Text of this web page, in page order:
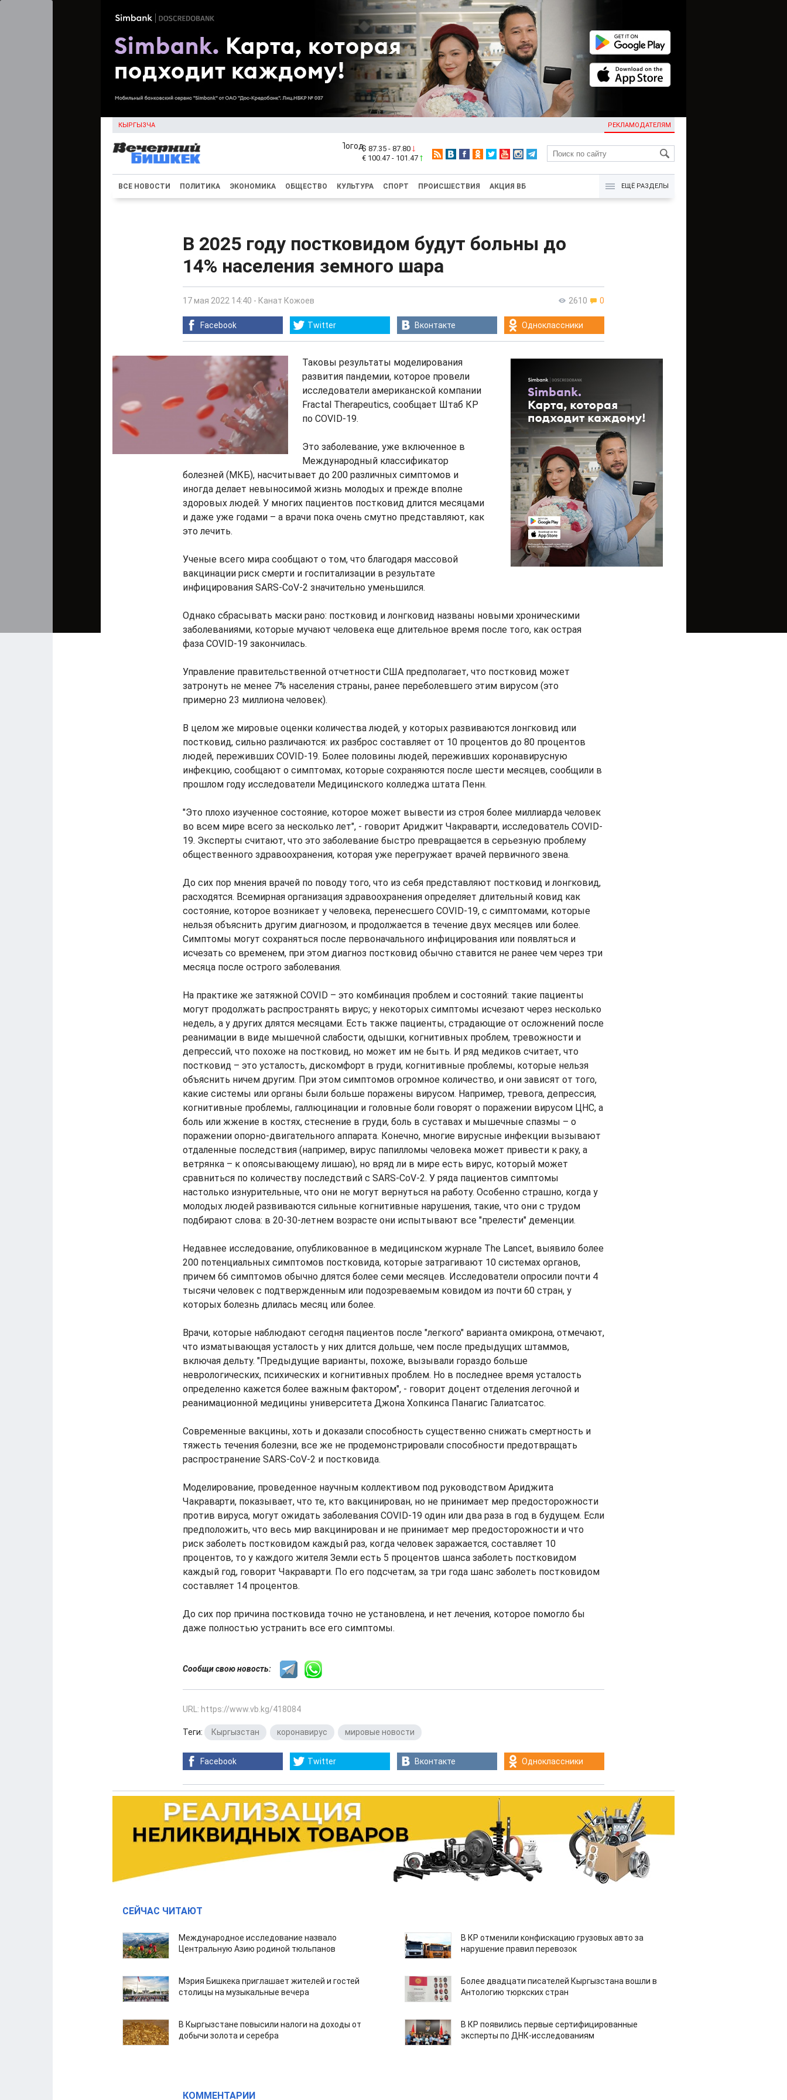
КЫРГЫЗЧА РЕКЛАМОДАТЕЛЯМ
KG
$ 87.35 - 87.80
€ 100.47 - 101.47
ВСЕ НОВОСТИ ПОЛИТИКА ЭКОНОМИКА ОБЩЕСТВО КУЛЬТУРА СПОРТ ПРОИСШЕСТВИЯ АКЦИЯ ВБ ЕЩЁ РАЗДЕЛЫ
В 2025 году постковидом будут больны до
14% населения земного шара
2610 0
17 мая 2022 14:40 - Канат Кожоев
Facebook Twitter Вконтакте Одноклассники
Таковы результаты моделирования
развития пандемии, которое провели
исследователи американской компании
Fractal Therapeutics, сообщает Штаб КР
по COVID-19.
Это заболевание, уже включенное в
Международный классификатор
болезней (МКБ), насчитывает до 200 различных симптомов и
иногда делает невыносимой жизнь молодых и прежде вполне
здоровых людей. У многих пациентов постковид длится месяцами
и даже уже годами – а врачи пока очень смутно представляют, как
это лечить.
Ученые всего мира сообщают о том, что благодаря массовой
вакцинации риск смерти и госпитализации в результате
инфицирования SARS-CoV-2 значительно уменьшился.
Однако сбрасывать маски рано: постковид и лонгковид названы новыми хроническими
заболеваниями, которые мучают человека еще длительное время после того, как острая
фаза COVID-19 закончилась.
Управление правительственной отчетности США предполагает, что постковид может
затронуть не менее 7% населения страны, ранее переболевшего этим вирусом (это
примерно 23 миллиона человек).
В целом же мировые оценки количества людей, у которых развиваются лонгковид или
постковид, сильно различаются: их разброс составляет от 10 процентов до 80 процентов
людей, переживших COVID-19. Более половины людей, переживших коронавирусную
инфекцию, сообщают о симптомах, которые сохраняются после шести месяцев, сообщили в
прошлом году исследователи Медицинского колледжа штата Пенн.
"Это плохо изученное состояние, которое может вывести из строя более миллиарда человек
во всем мире всего за несколько лет", - говорит Ариджит Чакраварти, исследователь COVID-
19. Эксперты считают, что это заболевание быстро превращается в серьезную проблему
общественного здравоохранения, которая уже перегружает врачей первичного звена.
До сих пор мнения врачей по поводу того, что из себя представляют постковид и лонгковид,
расходятся. Всемирная организация здравоохранения определяет длительный ковид как
состояние, которое возникает у человека, перенесшего COVID-19, с симптомами, которые
нельзя объяснить другим диагнозом, и продолжается в течение двух месяцев или более.
Симптомы могут сохраняться после первоначального инфицирования или появляться и
исчезать со временем, при этом диагноз постковид обычно ставится не ранее чем через три
месяца после острого заболевания.
На практике же затяжной COVID – это комбинация проблем и состояний: такие пациенты
могут продолжать распространять вирус; у некоторых симптомы исчезают через несколько
недель, а у других длятся месяцами. Есть также пациенты, страдающие от осложнений после
реанимации в виде мышечной слабости, одышки, когнитивных проблем, тревожности и
депрессий, что похоже на постковид, но может им не быть. И ряд медиков считает, что
постковид – это усталость, дискомфорт в груди, когнитивные проблемы, которые нельзя
объяснить ничем другим. При этом симптомов огромное количество, и они зависят от того,
какие системы или органы были больше поражены вирусом. Например, тревога, депрессия,
когнитивные проблемы, галлюцинации и головные боли говорят о поражении вирусом ЦНС, а
боль или жжение в костях, стеснение в груди, боль в суставах и мышечные спазмы – о
поражении опорно-двигательного аппарата. Конечно, многие вирусные инфекции вызывают
отдаленные последствия (например, вирус папилломы человека может привести к раку, а
ветрянка – к опоясывающему лишаю), но вряд ли в мире есть вирус, который может
сравниться по количеству последствий с SARS-CoV-2. У ряда пациентов симптомы
настолько изнурительные, что они не могут вернуться на работу. Особенно страшно, когда у
молодых людей развиваются сильные когнитивные нарушения, такие, что они с трудом
подбирают слова: в 20-30-летнем возрасте они испытывают все "прелести" деменции.
Недавнее исследование, опубликованное в медицинском журнале The Lancet, выявило более
200 потенциальных симптомов постковида, которые затрагивают 10 системах органов,
причем 66 симптомов обычно длятся более семи месяцев. Исследователи опросили почти 4
тысячи человек с подтвержденным или подозреваемым ковидом из почти 60 стран, у
которых болезнь длилась месяц или более.
Врачи, которые наблюдают сегодня пациентов после "легкого" варианта омикрона, отмечают,
что изматывающая усталость у них длится дольше, чем после предыдущих штаммов,
включая дельту. "Предыдущие варианты, похоже, вызывали гораздо больше
неврологических, психических и когнитивных проблем. Но в последнее время усталость
определенно кажется более важным фактором", - говорит доцент отделения легочной и
реанимационной медицины университета Джона Хопкинса Панагис Галиатсатос.
Современные вакцины, хоть и доказали способность существенно снижать смертность и
тяжесть течения болезни, все же не продемонстрировали способности предотвращать
распространение SARS-CoV-2 и постковида.
Моделирование, проведенное научным коллективом под руководством Ариджита
Чакраварти, показывает, что те, кто вакцинирован, но не принимает мер предосторожности
против вируса, могут ожидать заболевания COVID-19 один или два раза в год в будущем. Если
предположить, что весь мир вакцинирован и не принимает мер предосторожности и что
риск заболеть постковидом каждый раз, когда человек заражается, составляет 10
процентов, то у каждого жителя Земли есть 5 процентов шанса заболеть постковидом
каждый год, говорит Чакраварти. По его подсчетам, за три года шанс заболеть постковидом
составляет 14 процентов.
До сих пор причина постковида точно не установлена, и нет лечения, которое помогло бы
даже полностью устранить все его симптомы.
Сообщи свою новость:
URL: https://www.vb.kg/418084
Теги: Кыргызстан коронавирус мировые новости
Facebook Twitter Вконтакте Одноклассники
СЕЙЧАС ЧИТАЮТ
Международное исследование назвало
Центральную Азию родиной тюльпанов
В КР отменили конфискацию грузовых авто за
нарушение правил перевозок
Мэрия Бишкека приглашает жителей и гостей
столицы на музыкальные вечера
Более двадцати писателей Кыргызстана вошли в
Антологию тюркских стран
В Кыргызстане повысили налоги на доходы от
добычи золота и серебра
В КР появились первые сертифицированные
эксперты по ДНК-исследованиям
КОММЕНТАРИИ